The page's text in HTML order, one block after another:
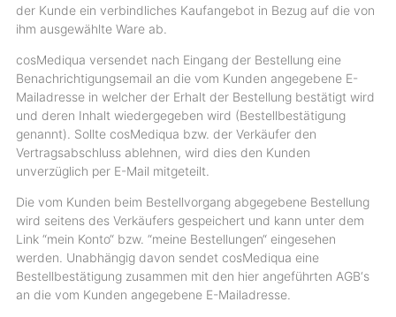
der Kunde ein verbindliches Kaufangebot in Bezug auf die von
ihm ausgewählte Ware ab.
cosMediqua versendet nach Eingang der Bestellung eine
Benachrichtigungsemail an die vom Kunden angegebene E-
Mailadresse in welcher der Erhalt der Bestellung bestätigt wird
und deren Inhalt wiedergegeben wird (Bestellbestätigung
genannt). Sollte cosMediqua bzw. der Verkäufer den
Vertragsabschluss ablehnen, wird dies den Kunden
unverzüglich per E-Mail mitgeteilt.
Die vom Kunden beim Bestellvorgang abgegebene Bestellung
wird seitens des Verkäufers gespeichert und kann unter dem
Link “mein Konto“ bzw. “meine Bestellungen“ eingesehen
werden. Unabhängig davon sendet cosMediqua eine
Bestellbestätigung zusammen mit den hier angeführten AGB‘s
an die vom Kunden angegebene E-Mailadresse.